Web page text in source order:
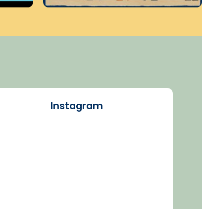
Instagram